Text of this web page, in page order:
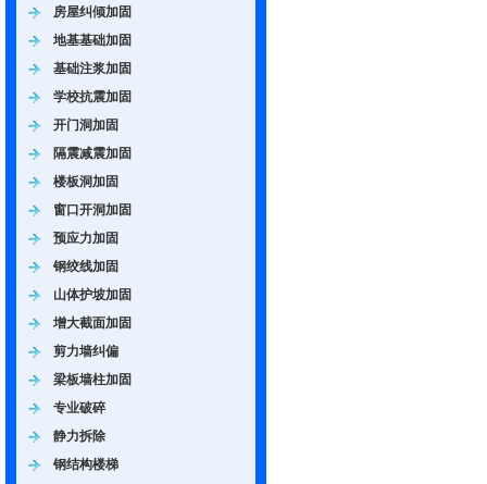
房屋纠倾加固
地基基础加固
基础注浆加固
学校抗震加固
开门洞加固
隔震减震加固
楼板洞加固
窗口开洞加固
预应力加固
钢绞线加固
山体护坡加固
增大截面加固
剪力墙纠偏
梁板墙柱加固
专业破碎
静力拆除
钢结构楼梯